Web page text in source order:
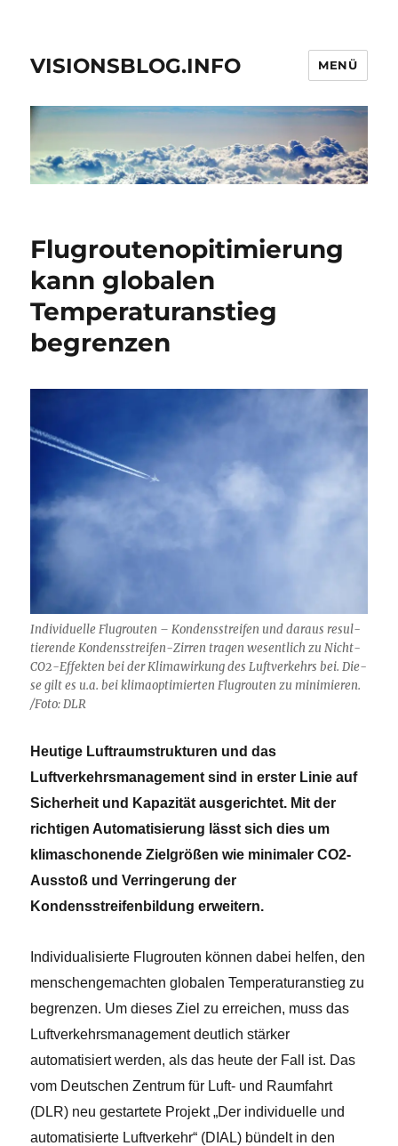
VISIONSBLOG.INFO MENÜ
Flugroutenopitimierung
kann globalen
Temperaturanstieg
begrenzen
Individuelle Flugrouten – Kon­dens­strei­fen und dar­aus re­sul­
tie­ren­de Kon­dens­strei­fen-Zir­ren tra­gen we­sent­lich zu Nicht-
CO2-Ef­fek­ten bei der Kli­ma­wir­kung des Luft­ver­kehrs bei. Die­
se gilt es u.a. bei kli­ma­op­ti­mier­ten Flug­rou­ten zu mi­ni­mie­ren.
/Foto: DLR
Heutige Luftraumstrukturen und das
Luftverkehrsmanagement sind in erster Linie auf
Sicherheit und Kapazität ausgerichtet. Mit der
richtigen Automatisierung lässt sich dies um
klimaschonende Zielgrößen wie minimaler CO­2-
Ausstoß und Verringerung der
Kondensstreifenbildung erweitern.
Individualisierte Flugrouten könnendabei helfen, den
menschengemachten globalen Temperaturanstieg zu
begrenzen. Um dieses Ziel zu erreichen, muss das
Luftverkehrsmanagement deutlich stärker
automatisiert werden, als das heute der Fall ist. Das
vom Deutschen Zentrum für Luft- und Raumfahrt
(DLR) neu gestartete Projekt „Der individuelle und
automatisierte Luftverkehr“ (DIAL) bündelt in den